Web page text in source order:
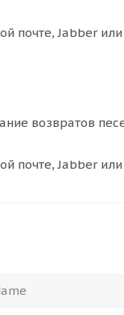
почте, Jabber или
возвратов
почте, Jabber или